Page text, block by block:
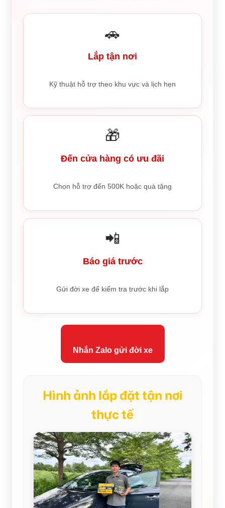
🚗
Lắp tận nơi
Kỹ thuật hỗ trợ theo khu vực và lịch hẹn
🎁
Đến cửa hàng có ưu đãi
Chọn hỗ trợ đến 500K hoặc quà tặng
📲
Báo giá trước
Gửi đời xe để kiểm tra trước khi lắp
Nhắn Zalo gửi đời xe
Hình ảnh lắp đặt tận nơi
thực tế